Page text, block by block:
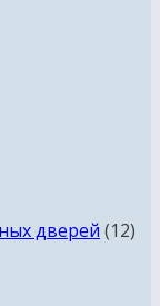
дверей 1212